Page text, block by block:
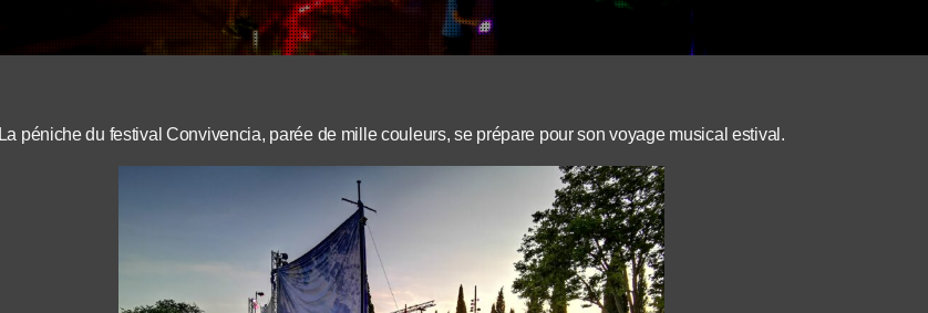
La péniche du festival Convivencia, parée de mille couleurs, se prépare pour son voyage musical estival.